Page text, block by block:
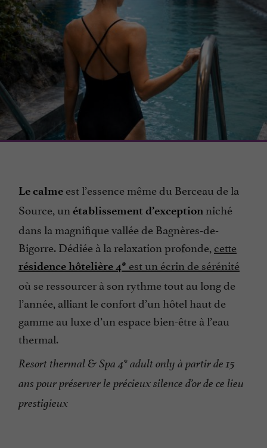
Le calme est l’essence même du Berceau de la
Source, un établissement d’exception niché
dans la magnifique vallée de Bagnères-de-
Bigorre. Dédiée à la relaxation profonde, cette
résidence hôtelière 4* est un écrin de sérénité
où se ressourcer à son rythme tout au long de
l’année, alliant le confort d’un hôtel haut de
gamme au luxe d’un espace bien-être à l’eau
thermal.
Resort thermal & Spa 4* adult only à partir de 15
ans pour préserver le précieux silence d’or de ce lieu
prestigieux